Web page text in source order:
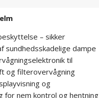
– sikker
sundhedsskadelige dampe
til
og filterovervågning
og
for nem kontrol og hentning